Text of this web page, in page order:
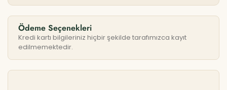
Ödeme Seçenekleri
Kredi kartı bilgileriniz hiçbir şekilde tarafımızca kayıt
edilmemektedir.